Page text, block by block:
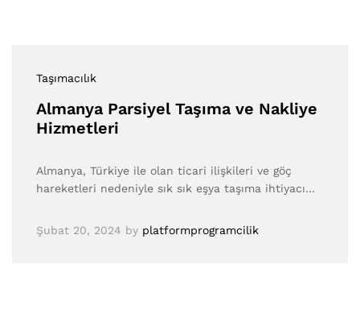
Taşımacılık
Almanya Parsiyel Taşıma ve Nakliye
Hizmetleri
Almanya, Türkiye ile olan ticari ilişkileri ve göç
hareketleri nedeniyle sık sık eşya taşıma ihtiyacı…
Şubat 20, 2024 by platformprogramcilik